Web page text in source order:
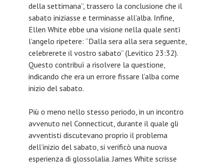
della settimana”, trassero la conclusione che il
sabato iniziasse e terminasse all’alba. Infine,
Ellen White ebbe una visione nella quale sentì
l’angelo ripetere: “Dalla sera alla sera seguente,
celebrerete il vostro sabato” (Levitico 23:32).
Questo contribuì a risolvere la questione,
indicando che era un errore fissare l’alba come
inizio del sabato.
Più o meno nello stesso periodo, in un incontro
avvenuto nel Connecticut, durante il quale gli
avventisti discutevano proprio il problema
dell’inizio del sabato, si verificò una nuova
esperienza di glossolalia. James White scrisse